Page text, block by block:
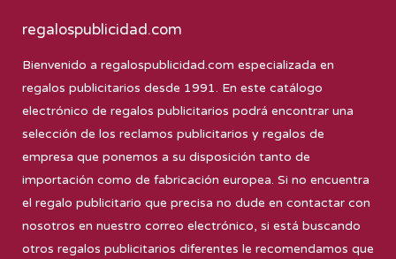
regalospublicidad.com
Bienvenido a regalospublicidad.com especializada en
regalos publicitarios desde 1991. En este catálogo
electrónico de regalos publicitarios podrá encontrar una
selección de los reclamos publicitarios y regalos de
empresa que ponemos a su disposición tanto de
importación como de fabricación europea. Si no encuentra
el regalo publicitario que precisa no dude en contactar con
nosotros en nuestro correo electrónico, si está buscando
otros regalos publicitarios diferentes le recomendamos que